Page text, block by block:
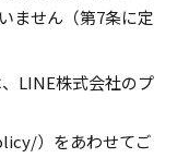
ません（第7条に定
LINE株式会社のプ
）をあわせてご